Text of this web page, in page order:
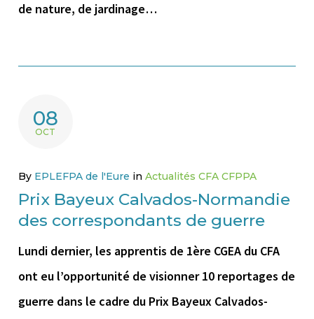
de nature, de jardinage…
08
OCT
By EPLEFPA de l'Eure in Actualités CFA CFPPA
Prix Bayeux Calvados-Normandie
des correspondants de guerre
Lundi dernier, les apprentis de 1ère CGEA du CFA
ont eu l’opportunité de visionner 10 reportages de
guerre dans le cadre du Prix Bayeux Calvados-